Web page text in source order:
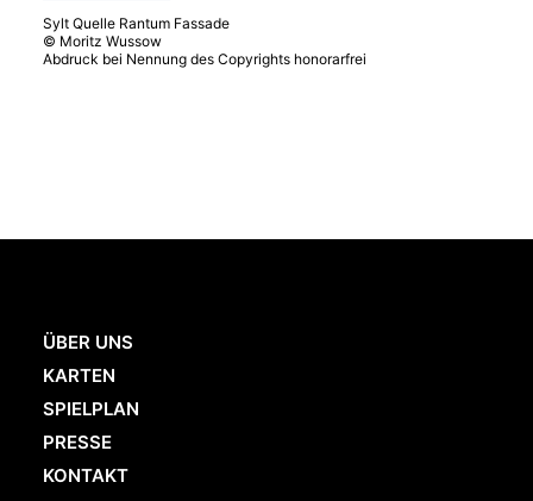
Sylt Quelle Rantum Fassade
© Moritz Wussow
Abdruck bei Nennung des Copyrights honorarfrei
ÜBER UNS
KARTEN
SPIELPLAN
PRESSE
KONTAKT